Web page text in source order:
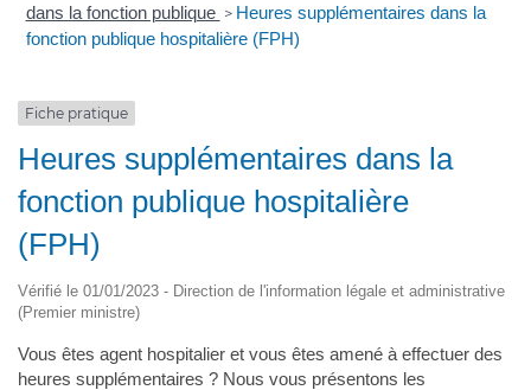
dans la fonction publique
> Heures supplémentaires dans la
fonction publique hospitalière (FPH)
Fiche pratique
Heures supplémentaires dans la
fonction publique hospitalière
(FPH)
Vérifié le 01/01/2023 - Direction de l'information légale et administrative
(Premier ministre)
Vous êtes agent hospitalier et vous êtes amené à effectuer des
heures supplémentaires ? Nous vous présentons les